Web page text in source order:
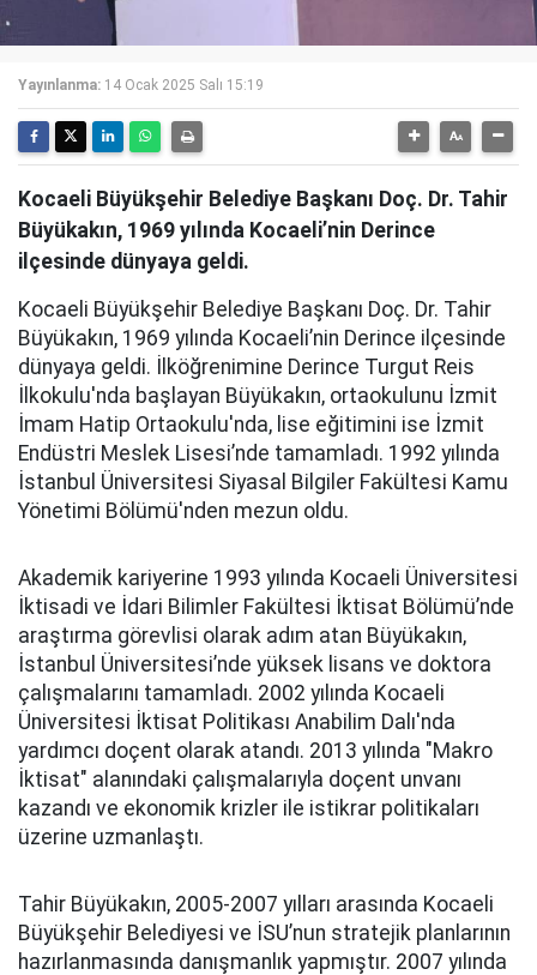
Yayınlanma: 14 Ocak 2025 Salı 15:19
Kocaeli Büyükşehir Belediye Başkanı Doç. Dr. Tahir
Büyükakın, 1969 yılında Kocaeli’nin Derince
ilçesinde dünyaya geldi.
Kocaeli Büyükşehir Belediye Başkanı Doç. Dr. Tahir
Büyükakın, 1969 yılında Kocaeli’nin Derince ilçesinde
dünyaya geldi. İlköğrenimine Derince Turgut Reis
İlkokulu'nda başlayan Büyükakın, ortaokulunu İzmit
İmam Hatip Ortaokulu'nda, lise eğitimini ise İzmit
Endüstri Meslek Lisesi’nde tamamladı. 1992 yılında
İstanbul Üniversitesi Siyasal Bilgiler Fakültesi Kamu
Yönetimi Bölümü'nden mezun oldu.
Akademik kariyerine 1993 yılında Kocaeli Üniversitesi
İktisadi ve İdari Bilimler Fakültesi İktisat Bölümü’nde
araştırma görevlisi olarak adım atan Büyükakın,
İstanbul Üniversitesi’nde yüksek lisans ve doktora
çalışmalarını tamamladı. 2002 yılında Kocaeli
Üniversitesi İktisat Politikası Anabilim Dalı'nda
yardımcı doçent olarak atandı. 2013 yılında "Makro
İktisat" alanındaki çalışmalarıyla doçent unvanı
kazandı ve ekonomik krizler ile istikrar politikaları
üzerine uzmanlaştı.
Tahir Büyükakın, 2005-2007 yılları arasında Kocaeli
Büyükşehir Belediyesi ve İSU’nun stratejik planlarının
hazırlanmasında danışmanlık yapmıştır. 2007 yılında